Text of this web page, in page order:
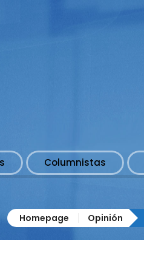
Columnistas
Homepage Opinión